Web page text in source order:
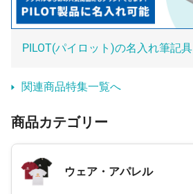
PILOT(パイロット)の名入れ筆記具
関連商品特集一覧へ
商品カテゴリー
ウェア・アパレル